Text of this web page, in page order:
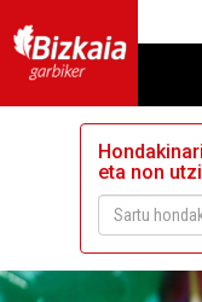
eta non utzi